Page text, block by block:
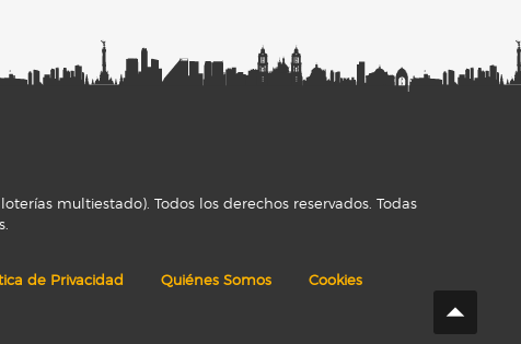
multiestado). Todos los derechos reservados. Todas
de Privacidad Quiénes Somos Cookies